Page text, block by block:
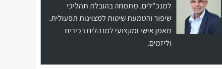
למנכ"לים. מתמחה בהובלת תהליכי
שיפור והטמעת שיטות למצוינות תפעולית.
מאמן אישי ומקצועי למנהלים בכירים
וליזמים.